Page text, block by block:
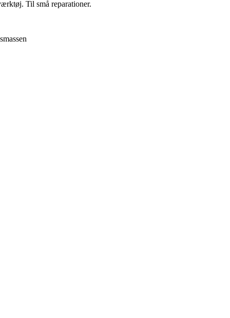
Til små reparationer.